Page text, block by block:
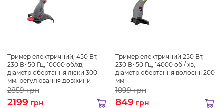
Тример електричний, 450 Вт,
230 В~50 Гц, 10000 об/хв,
діаметр обертання ліски 300
мм, регулювання довжини
штанги/положення косильної
головки
2859грн
2199 грн
Тример електричний 250 Вт,
230 В~50 Гц, 14000 об / хв,
діаметр обертання волосіні 200
мм
1099грн
849 грн